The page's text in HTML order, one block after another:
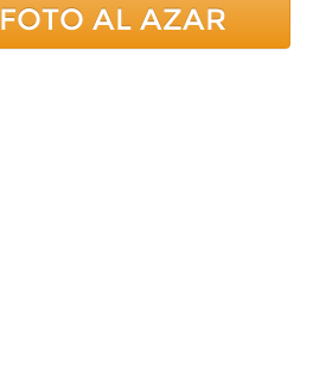
FOTO AL AZAR